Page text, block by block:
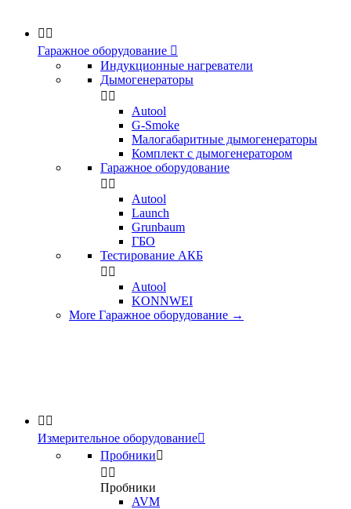
 
Гаражное оборудование 
Индукционные нагреватели
Дымогенераторы
 
Аutool
G-Smoke
Малогабаритные дымогенераторы
Комплект с дымогенератором
Гаражное оборудование
 
Autool
Launch
Grunbaum
ГБО
Тестирование АКБ
 
Autool
KONNWEI
More Гаражное оборудование →
 
Измерительное оборудование
Пробники
 
Пробники
AVM